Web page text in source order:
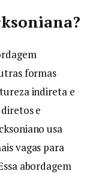
formas
indireta e
e
usa
vagas para
abordagem